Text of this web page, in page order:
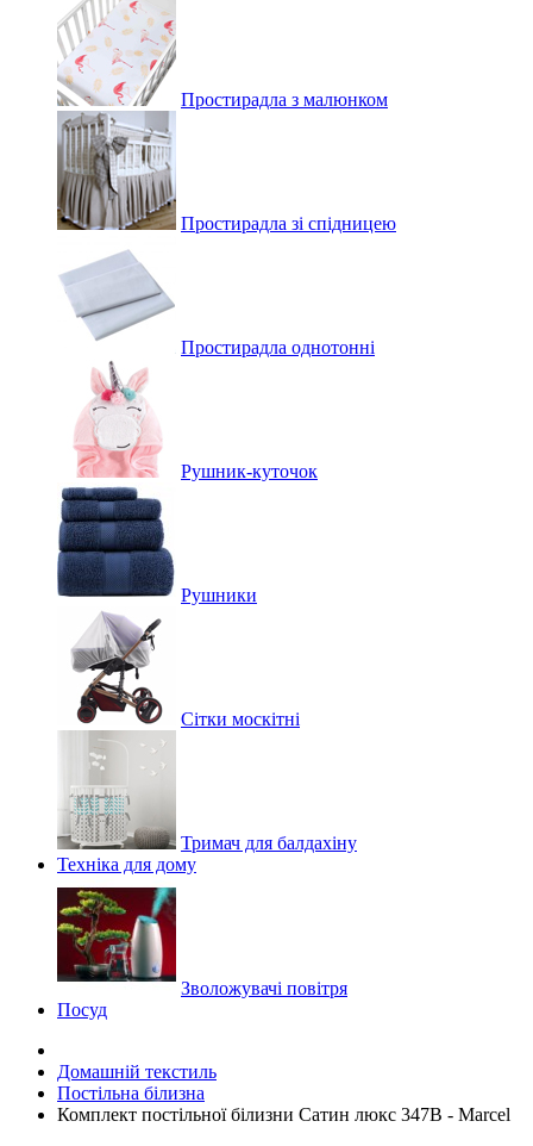
Простирадла з малюнком
Простирадла зі спідницею
Простирадла однотонні
Рушник-куточок
Рушники
Сітки москітні
Тримач для балдахіну
Техніка для дому
Зволожувачі повітря
Посуд
Домашній текстиль
Постільна білизна
Комплект постільної білизни Сатин люкс 347B - Marcel